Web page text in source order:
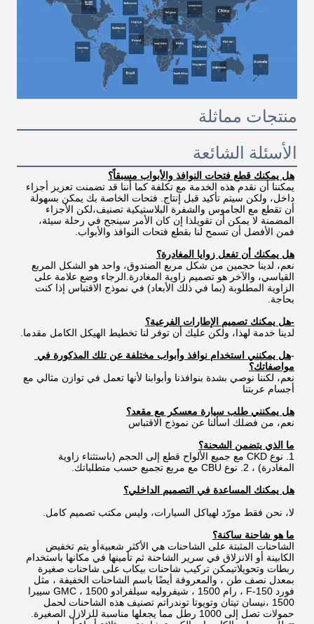
منتجات مماثلة
الأسئلة الشائعة
هل يمكنك قطع فتحات النوافذ والأبواب مسبقاً؟
فمن الأفضل أن تسمح لنا بقطع فتحات النوافذ والأبواب.
هل يمكنك أن تفعل زوايا المغادرة؟
بحاجة.
-هل يمكنك تصميم الإطارات الفرعية؟
لدينا خدمة لهذا، ولكن عليك أن توفر لنا تخطيط الهيكل الكامل مقدما.
-
مواصفاتك؟
أجسام عربتنا
هل يمكنني طلب سيارة معسكر مع مقعد؟
نعم، من فضلك اسألنا عن نموذج الاقتباس
ما الذي يتضمن الشحنة؟
المغادرة) ، 2. نوع CBU مع مربع تجميع حسب متطلباتك.
هل يمكنك المساعدة في التصميم الداخلي؟
لا، نحن فقط مورّد لهياكل السيارات، وليس مكتب تصميم كامل.
ما هو شاحنة ساكنة؟